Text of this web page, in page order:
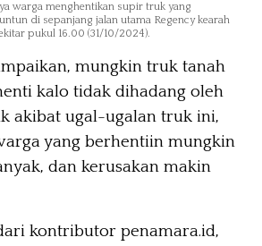
warga menghentikan supir truk yang
di sepanjang jalan utama Regency kearah
pukul 16.00 (31/10/2024).
mungkin truk tanah
kalo tidak dihadang oleh
akibat ugal-ugalan truk ini,
yang berhentiin mungkin
dan kerusakan makin
kontributor penamara.id,